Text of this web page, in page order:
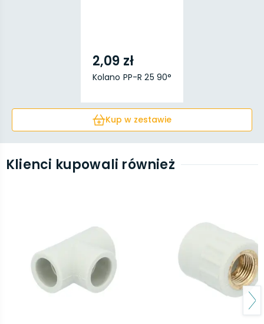
2,09 zł
Kolano PP-R 25 90°
Kup w zestawie
Klienci kupowali również